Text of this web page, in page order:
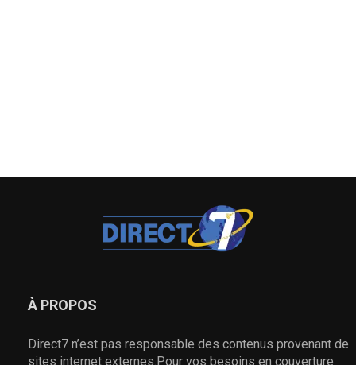
À PROPOS
Direct7 n’est pas responsable des contenus provenant de
sites internet externes.Pour vos besoins en couverture